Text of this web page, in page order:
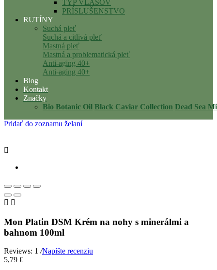
TYP VLASOV
PRÍSLUŠENSTVO
RUTÍNY
Suchá pleť
Suchá a citlivá pleť
Mastná pleť
Mastná a problematická pleť
Anti-aging 40+
Anti-aging 40+
Blog
Kontakt
Značky
Bio Botanic Oil Black Caviar Collection Dead Sea
Pridať do zoznamu želaní

 
Mon Platin DSM Krém na nohy s minerálmi a
bahnom 100ml
Reviews: 1 /Napíšte recenziu
5,79 €